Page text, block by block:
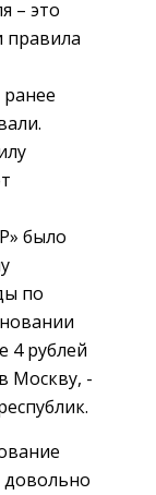
– это
правила
было
по
4 рублей
Москву,
довольно